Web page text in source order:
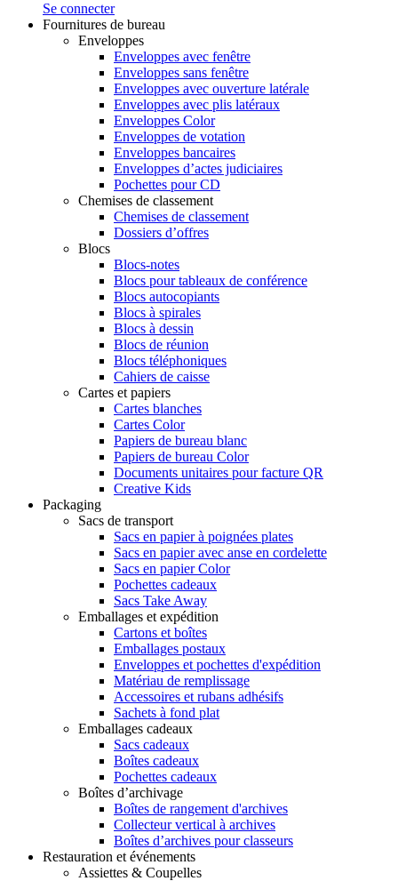
Se connecter
Fournitures de bureau
Enveloppes
Enveloppes avec fenêtre
Enveloppes sans fenêtre
Enveloppes avec ouverture latérale
Enveloppes avec plis latéraux
Enveloppes Color
Enveloppes de votation
Enveloppes bancaires
Enveloppes d’actes judiciaires
Pochettes pour CD
Chemises de classement
Chemises de classement
Dossiers d’offres
Blocs
Blocs-notes
Blocs pour tableaux de conférence
Blocs autocopiants
Blocs à spirales
Blocs à dessin
Blocs de réunion
Blocs téléphoniques
Cahiers de caisse
Cartes et papiers
Cartes blanches
Cartes Color
Papiers de bureau blanc
Papiers de bureau Color
Documents unitaires pour facture QR
Creative Kids
Packaging
Sacs de transport
Sacs en papier à poignées plates
Sacs en papier avec anse en cordelette
Sacs en papier Color
Pochettes cadeaux
Sacs Take Away
Emballages et expédition
Cartons et boîtes
Emballages postaux
Enveloppes et pochettes d'expédition
Matériau de remplissage
Accessoires et rubans adhésifs
Sachets à fond plat
Emballages cadeaux
Sacs cadeaux
Boîtes cadeaux
Pochettes cadeaux
Boîtes d’archivage
Boîtes de rangement d'archives
Collecteur vertical à archives
Boîtes d’archives pour classeurs
Restauration et événements
Assiettes & Coupelles